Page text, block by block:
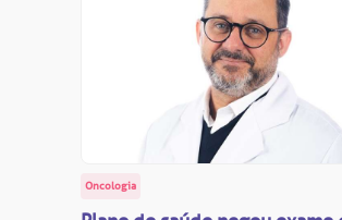
Oncologia